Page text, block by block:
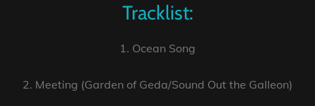
Tracklist:
1. Ocean Song
2. Meeting (Garden of Geda/Sound Out the Galleon)